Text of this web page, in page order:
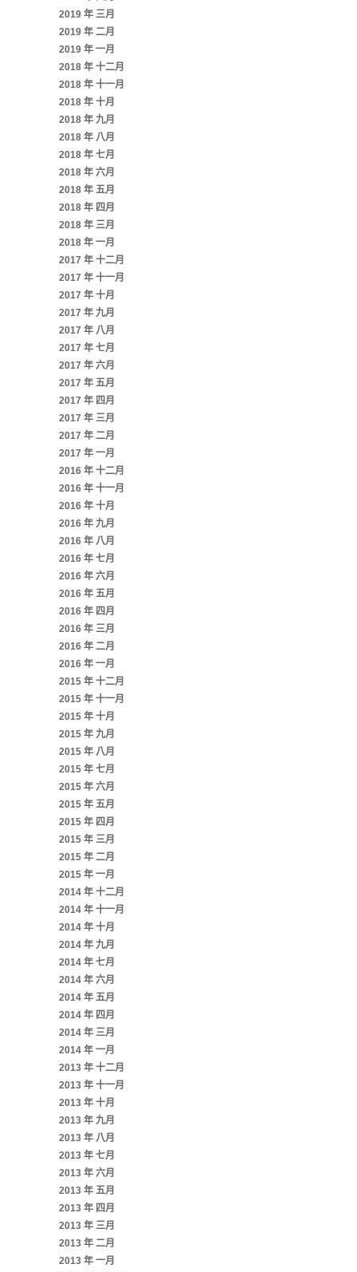
2019 年 三月
2019 年 二月
2019 年 一月
2018 年 十二月
2018 年 十一月
2018 年 十月
2018 年 九月
2018 年 八月
2018 年 七月
2018 年 六月
2018 年 五月
2018 年 四月
2018 年 三月
2018 年 一月
2017 年 十二月
2017 年 十一月
2017 年 十月
2017 年 九月
2017 年 八月
2017 年 七月
2017 年 六月
2017 年 五月
2017 年 四月
2017 年 三月
2017 年 二月
2017 年 一月
2016 年 十二月
2016 年 十一月
2016 年 十月
2016 年 九月
2016 年 八月
2016 年 七月
2016 年 六月
2016 年 五月
2016 年 四月
2016 年 三月
2016 年 二月
2016 年 一月
2015 年 十二月
2015 年 十一月
2015 年 十月
2015 年 九月
2015 年 八月
2015 年 七月
2015 年 六月
2015 年 五月
2015 年 四月
2015 年 三月
2015 年 二月
2015 年 一月
2014 年 十二月
2014 年 十一月
2014 年 十月
2014 年 九月
2014 年 七月
2014 年 六月
2014 年 五月
2014 年 四月
2014 年 三月
2014 年 一月
2013 年 十二月
2013 年 十一月
2013 年 十月
2013 年 九月
2013 年 八月
2013 年 七月
2013 年 六月
2013 年 五月
2013 年 四月
2013 年 三月
2013 年 二月
2013 年 一月